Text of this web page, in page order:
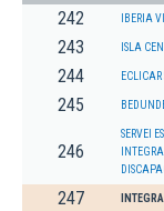
242 IBERIA
243 ISLA
244 ECLICAR
245 BEDUNDE
246
SERVEI
247